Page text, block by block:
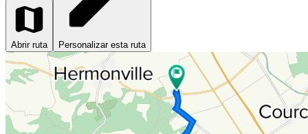
Abrir ruta Personalizar esta ruta